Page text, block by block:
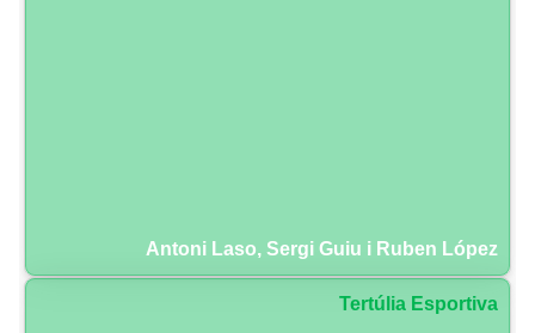
Antoni Laso, Sergi Guiu i Ruben López
Tertúlia Esportiva